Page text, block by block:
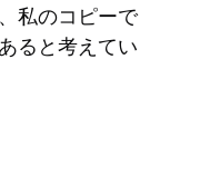
私のコピーで
ると考えてい